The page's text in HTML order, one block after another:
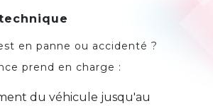
en panne ou accidenté ?
prend en charge :
du véhicule jusqu'au